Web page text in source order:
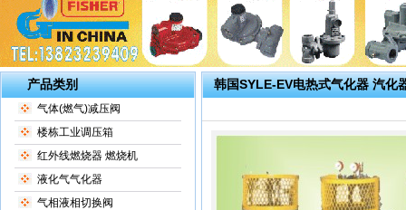
减压阀
|
定位器 |
产品类别
气体(燃气)减压阀
楼栋工业调压箱
红外线燃烧器 燃烧机
液化气气化器
气相液相切换阀
韩国SYLE-EV电热式气化器 汽